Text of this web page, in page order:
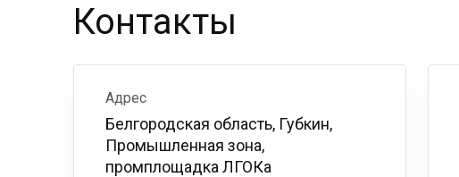
Контакты
Адрес
Белгородская область, Губкин,
Промышленная зона,
промплощадка ЛГОКа